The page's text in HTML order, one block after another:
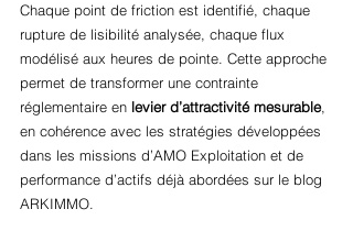
Chaque point de friction est identifié, chaque
rupture de lisibilité analysée, chaque flux
modélisé aux heures de pointe. Cette approche
permet de transformer une contrainte
réglementaire en levier d’attractivité mesurable,
en cohérence avec les stratégies développées
dans les missions d’AMO Exploitation et de
performance d’actifs déjà abordées sur le blog
ARKIMMO.